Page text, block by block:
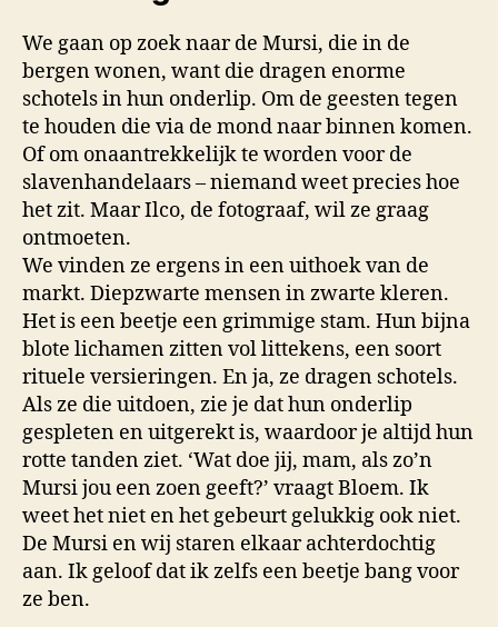
We gaan op zoek naar de Mursi, die in de
bergen wonen, want die dragen enorme
schotels in hun onderlip. Om de geesten tegen
te houden die via de mond naar binnen komen.
Of om onaantrekkelijk te worden voor de
slavenhandelaars – niemand weet precies hoe
het zit. Maar Ilco, de fotograaf, wil ze graag
ontmoeten.
We vinden ze ergens in een uithoek van de
markt. Diepzwarte mensen in zwarte kleren.
Het is een beetje een grimmige stam. Hun bijna
blote lichamen zitten vol littekens, een soort
rituele versieringen. En ja, ze dragen schotels.
Als ze die uitdoen, zie je dat hun onderlip
gespleten en uitgerekt is, waardoor je altijd hun
rotte tanden ziet. ‘Wat doe jij, mam, als zo’n
Mursi jou een zoen geeft?’ vraagt Bloem. Ik
weet het niet en het gebeurt gelukkig ook niet.
De Mursi en wij staren elkaar achterdochtig
aan. Ik geloof dat ik zelfs een beetje bang voor
ze ben.